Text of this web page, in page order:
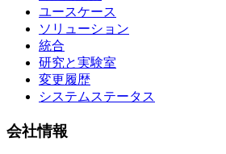
ユースケース
ソリューション
統合
研究と実験室
変更履歴
システムステータス
会社情報